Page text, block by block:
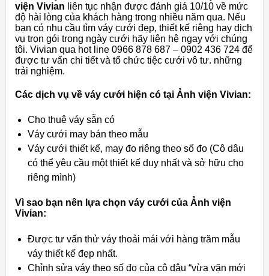
viện Vivian liên tục nhận được đánh giá 10/10 về mức
độ hài lòng của khách hàng trong nhiều năm qua. Nếu
bạn có nhu cầu tìm váy cưới đẹp, thiết kế riêng hay dịch
vụ trọn gói trong ngày cưới hãy liên hệ ngay với chúng
tôi. Vivian qua hot line 0966 878 687 – 0902 436 724 để
được tư vấn chi tiết và tổ chức tiệc cưới vô tư. những
trải nghiệm.
Các dịch vụ về váy cưới hiện có tại Ảnh viện Vivian:
Cho thuê váy sẵn có
Váy cưới may bán theo mẫu
Váy cưới thiết kế, may đo riêng theo số đo (Cô dâu
có thể yêu cầu một thiết kế duy nhất và sở hữu cho
riêng mình)
Vì sao bạn nên lựa chọn váy cưới của Ảnh viện
Vivian:
Được tư vấn thử váy thoải mái với hàng trăm mẫu
váy thiết kế đẹp nhất.
Chỉnh sửa váy theo số đo của cô dâu “vừa vặn mới